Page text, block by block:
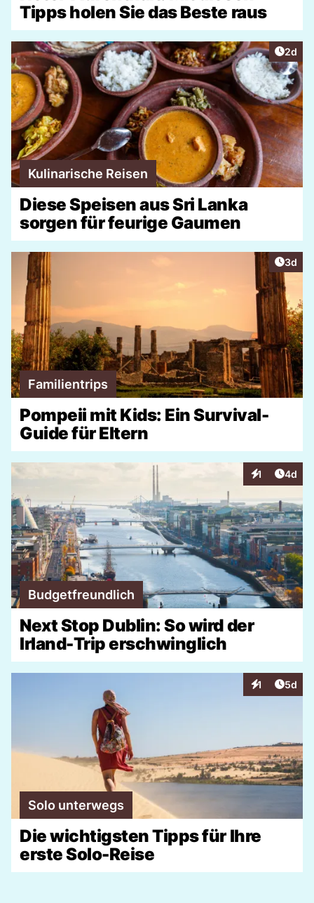
Tipps holen Sie das Beste raus
2d
Kulinarische Reisen
Diese Speisen aus Sri Lanka
sorgen für feurige Gaumen
3d
Familientrips
Pompeii mit Kids: Ein Survival-
Guide für Eltern
1
Interaktionen
4d
Budgetfreundlich
Next Stop Dublin: So wird der
Irland-Trip erschwinglich
1
Interaktionen
5d
Solo unterwegs
Die wichtigsten Tipps für Ihre
erste Solo-Reise